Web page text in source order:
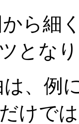
ら細
とな
、例
けで